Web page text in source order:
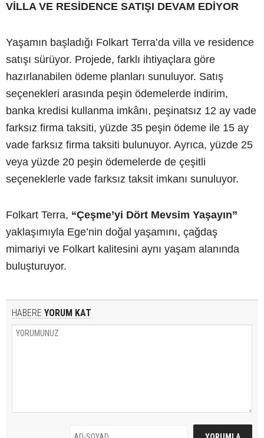
VİLLA VE RESİDENCE SATIŞI DEVAM EDİYOR
Yaşamın başladığı Folkart Terra’da villa ve residence
satışı sürüyor. Projede, farklı ihtiyaçlara göre
hazırlanabilen ödeme planları sunuluyor. Satış
seçenekleri arasında peşin ödemelerde indirim,
banka kredisi kullanma imkânı, peşinatsız 12 ay vade
farksız firma taksiti, yüzde 35 peşin ödeme ile 15 ay
vade farksız firma taksiti bulunuyor. Ayrıca, yüzde 25
veya yüzde 20 peşin ödemelerde de çeşitli
seçeneklerle vade farksız taksit imkanı sunuluyor.
Folkart Terra, “Çeşme’yi Dört Mevsim Yaşayın”
yaklaşımıyla Ege’nin doğal yaşamını, çağdaş
mimariyi ve Folkart kalitesini aynı yaşam alanında
buluşturuyor.
HABERE YORUM KAT